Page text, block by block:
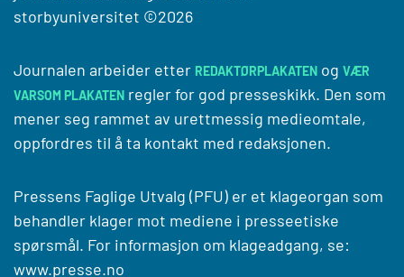
storbyuniversitet ©2026
Journalen arbeider etter REDAKTØRPLAKATEN og VÆR
VARSOM PLAKATEN regler for god presseskikk. Den som
mener seg rammet av urettmessig medieomtale,
oppfordres til å ta kontakt med redaksjonen.
Pressens Faglige Utvalg (PFU) er et klageorgan som
behandler klager mot mediene i presseetiske
spørsmål. For informasjon om klageadgang, se:
www.presse.no